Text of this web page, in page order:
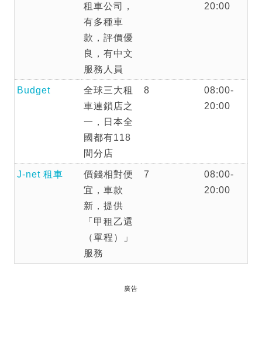
租車公司，
有多種車
款，評價優
良，有中文
服務人員
20:00
Budget
全球三大租
車連鎖店之
一，日本全
國都有118
間分店
8
08:00-
20:00
J-net 租車
價錢相對便
宜，車款
新，提供
「甲租乙還
（單程）」
服務
7
08:00-
20:00
廣告